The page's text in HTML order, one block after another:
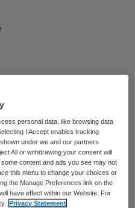
Urk belaagd toen zij
verwondingen
heeft de
moeten houden.
personal data, like browsing data
I Accept enables tracking
under we and our partners
All or withdrawing your consent will
content and ads you see may not
this menu to change your choices or
the Manage Preferences link on the
have effect within our Website. For
Privacy Statement